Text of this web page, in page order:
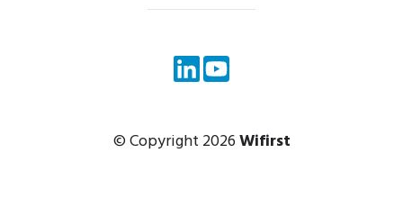
© Copyright 2026 Wifirst